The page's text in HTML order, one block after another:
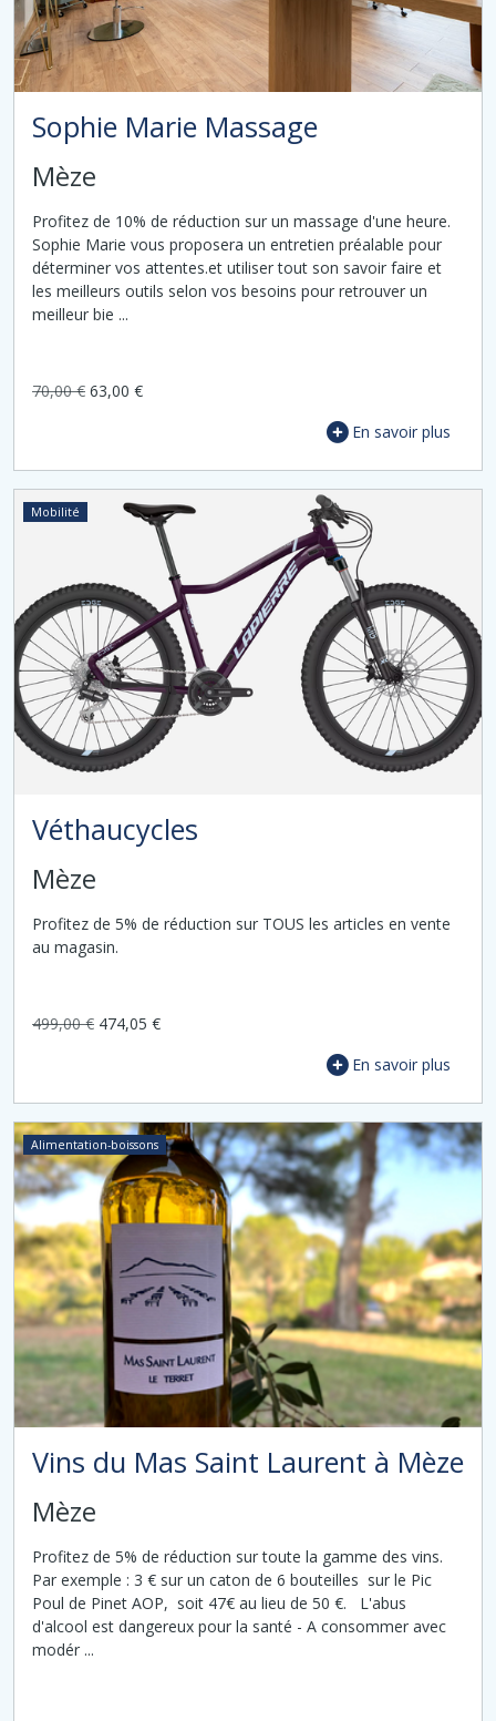
Sophie Marie Massage
Mèze
Profitez de 10% de réduction sur un massage d'une heure.
Sophie Marie vous proposera un entretien préalable pour
déterminer vos attentes.et utiliser tout son savoir faire et
les meilleurs outils selon vos besoins pour retrouver un
meilleur bie ...
70,00 € 63,00 €
En savoir plus
Mobilité
Véthaucycles
Mèze
Profitez de 5% de réduction sur TOUS les articles en vente
au magasin.
499,00 € 474,05 €
En savoir plus
Alimentation-boissons
Vins du Mas Saint Laurent à Mèze
Mèze
Profitez de 5% de réduction sur toute la gamme des vins.
Par exemple : 3 € sur un caton de 6 bouteilles sur le Pic
Poul de Pinet AOP, soit 47€ au lieu de 50 €. L'abus
d'alcool est dangereux pour la santé - A consommer avec
modér ...